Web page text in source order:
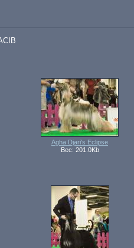
Agha Djari's Eclipse
Вес: 201.0Kb